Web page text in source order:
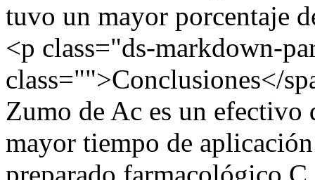
tuvo un mayor porcentaje
<p class="ds-markdown-
class="">Conclusiones</
Zumo de Ac es un
mayor tiempo de